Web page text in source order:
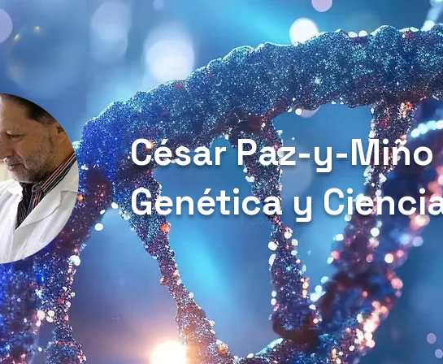
César Paz-y-Miño
Genética y